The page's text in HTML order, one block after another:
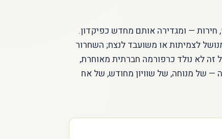
— ומגדירה אותם מחדש כפיקדון.
לצמיתות או משועבד לנצח; השחרור
זה לא נולד כרפורמה חברתית מאוחרת,
— של מנוחה, של שוויון מחודש, של אח